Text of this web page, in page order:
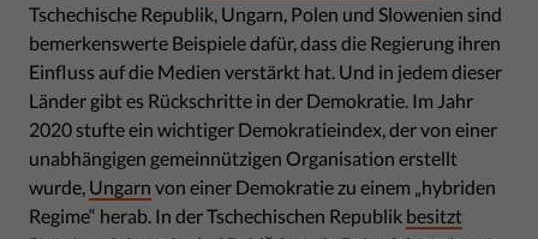
Tschechische Republik, Ungarn, Polen und Slowenien sind
bemerkenswerte Beispiele dafür, dass die Regierung ihren
Einfluss auf die Medien verstärkt hat. Und in jedem dieser
Länder gibt es Rückschritte in der Demokratie. Im Jahr
2020 stufte ein wichtiger Demokratieindex, der von einer
unabhängigen gemeinnützigen Organisation erstellt
wurde, Ungarn von einer Demokratie zu einem „hybriden
Regime“ herab. In der Tschechischen Republik besitzt